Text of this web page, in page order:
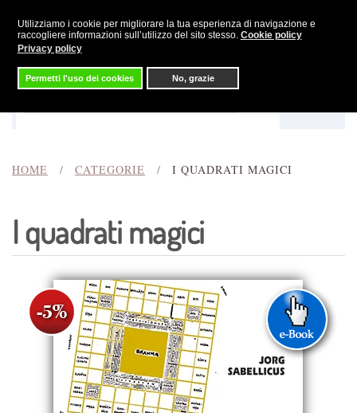
Utilizziamo i cookie per migliorare la tua esperienza di navigazione e
raccogliere informazioni sull’utilizzo del sito stesso. Cookie policy
Privacy policy
Permetti l'uso dei cookies No, grazie
Skip to main content
HOME CATEGORIE I QUADRATI MAGICI
I quadrati magici